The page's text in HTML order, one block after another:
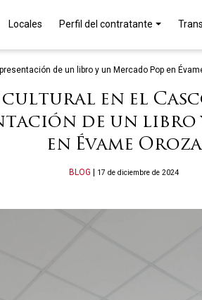
Locales Perfil del contratante
de un libro y un Mercado Pop en
en el
de un libro
en Évame Oroza
Categories
BLOG 17 de diciembre de 2024